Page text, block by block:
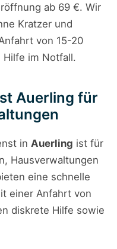
ab 69 €. Wir
Kratzer und
von 15-20
Hilfe im Notfall.
Auerling für
in Auerling ist für
Hausverwaltungen
eine schnelle
einer Anfahrt von
diskrete Hilfe sowie